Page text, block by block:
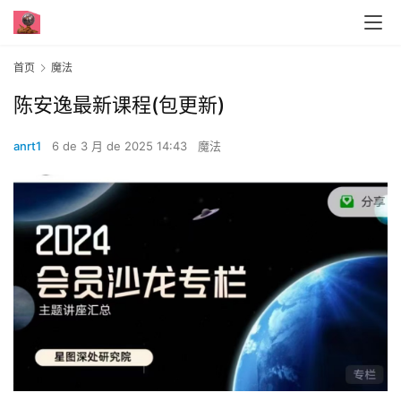
首页 魔法
陈安‮最逸‬新课程(包更新)‬
anrt1 6 de 3 月 de 2025 14:43 魔法